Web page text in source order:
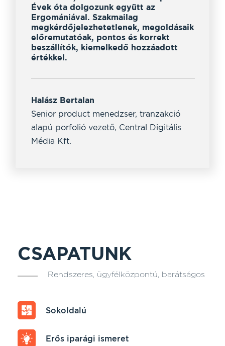
Évek óta dolgozunk együtt az
Ergomániával. Szakmailag
megkérdőjelezhetetlenek, megoldásaik
előremutatóak, pontos és korrekt
beszállítók, kiemelkedő hozzáadott
értékkel.
Halász Bertalan
Senior product menedzser, tranzakció
alapú porfolió vezető, Central Digitális
Média Kft.
CSAPATUNK
Rendszeres, ügyfélközpontú, barátságos
Sokoldalú
Erős iparági ismeret